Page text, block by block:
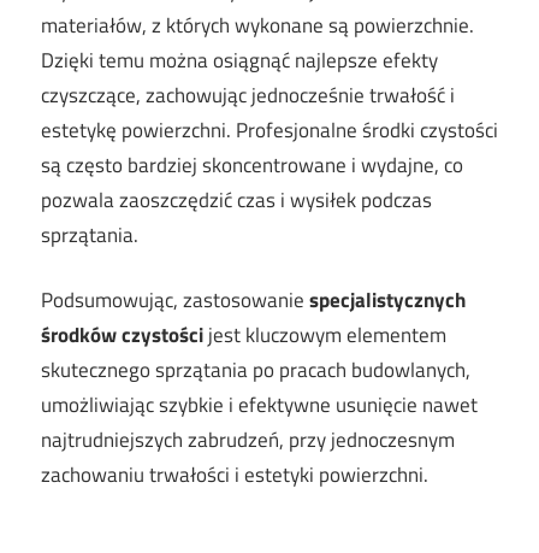
materiałów, z których wykonane są powierzchnie.
Dzięki temu można osiągnąć najlepsze efekty
czyszczące, zachowując jednocześnie trwałość i
estetykę powierzchni. Profesjonalne środki czystości
są często bardziej skoncentrowane i wydajne, co
pozwala zaoszczędzić czas i wysiłek podczas
sprzątania.
Podsumowując, zastosowaniespecjalistycznych
środków czystościjest kluczowym elementem
skutecznego sprzątania po pracach budowlanych,
umożliwiając szybkie i efektywne usunięcie nawet
najtrudniejszych zabrudzeń, przy jednoczesnym
zachowaniu trwałości i estetyki powierzchni.